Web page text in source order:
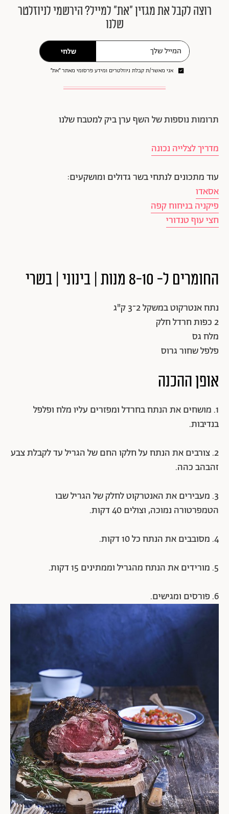
רוצה לקבל את מגזין ״את״ למייל? הירשמי לניוזלטר
שלנו
שלחי
אני מאשר/ת קבלת ניוזלטרים ומידע פרסומי מאתר ״את״
תרומות נוספות של השף ערן ביק למטבח שלנו
מדריך לצלייה נכונה
עוד מתכונים לנתחי בשר גדולים ומושקעים:
אסאדו
פיקניה בניחוח קפה
חצי עוף טנדורי
החומרים ל- 8-10 מנות | בינוני | בשרי
נתח אנטרקוט במשקל 2־3 ק"ג
2 כפות חרדל חלק
מלח גס
פלפל שחור גרוס
אופן ההכנה
1. מושחים את הנתח בחרדל ומפזרים עליו מלח ופלפל
בנדיבות.
2. צורבים את הנתח על חלקו החם של הגריל עד לקבלת צבע
זהבהב כהה.
3. מעבירים את האנטרקוט לחלק של הגריל שבו
הטמפרטורה נמוכה, וצולים 40 דקות.
4. מסובבים את הנתח כל 10 דקות.
5. מורידים את הנתח מהגריל וממתינים 15 דקות.
6. פורסים ומגישים.